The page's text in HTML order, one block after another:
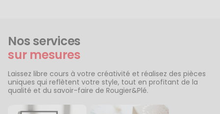
Nos services
sur mesures
Laissez libre cours à votre créativité et réalisez des pièces
uniques qui reflètent votre style, tout en profitant de la
qualité et du savoir-faire de Rougier&Plé.